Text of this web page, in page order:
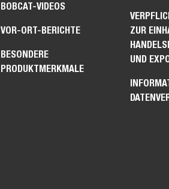
BOBCAT-VIDEOS
VOR-ORT-BERICHTE
BESONDERE
PRODUKTMERKMALE
ZUR
UND